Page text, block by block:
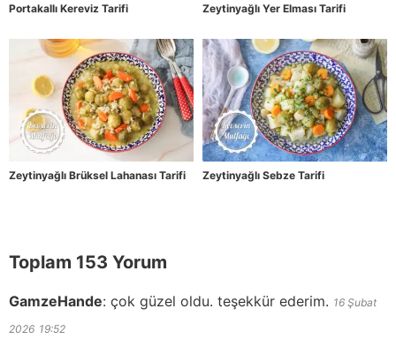
Portakallı Kereviz Tarifi Zeytinyağlı Yer Elması Tarifi
Zeytinyağlı Brüksel Lahanası Tarifi Zeytinyağlı Sebze Tarifi
Toplam 153 Yorum
GamzeHande: çok güzel oldu. teşekkür ederim. 16 Şubat
2026 19:52